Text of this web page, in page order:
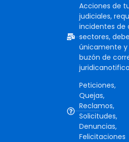
Acciones de
judiciales,
incidentes de
sectores,
únicamente y
buzón de
Peticiones,
Quejas,
Reclamos,
Solicitudes,
Denuncias,
Felicitaciones